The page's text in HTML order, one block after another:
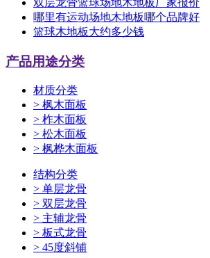
双层龙骨篮球场地木地板厂家报价
哪里有运动场地木地板哪个品牌好
篮球木地板大约多少钱
产品用途分类
材质分类
> 枫木面板
> 柞木面板
> 松木面板
> 枫桦木面板
结构分类
> 单层龙骨
> 双层龙骨
> 主辅龙骨
> 板式龙骨
> 45度斜铺